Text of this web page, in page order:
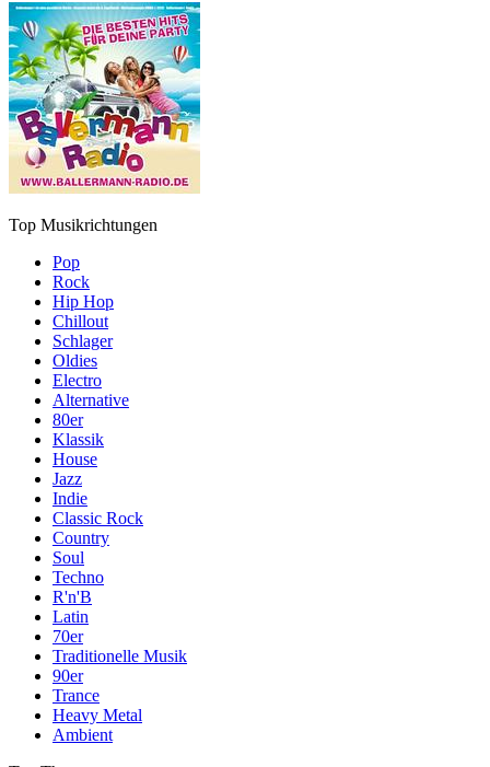
Top Musikrichtungen
Pop
Rock
Hip Hop
Chillout
Schlager
Oldies
Electro
Alternative
80er
Klassik
House
Jazz
Indie
Classic Rock
Country
Soul
Techno
R'n'B
Latin
70er
Traditionelle Musik
90er
Trance
Heavy Metal
Ambient